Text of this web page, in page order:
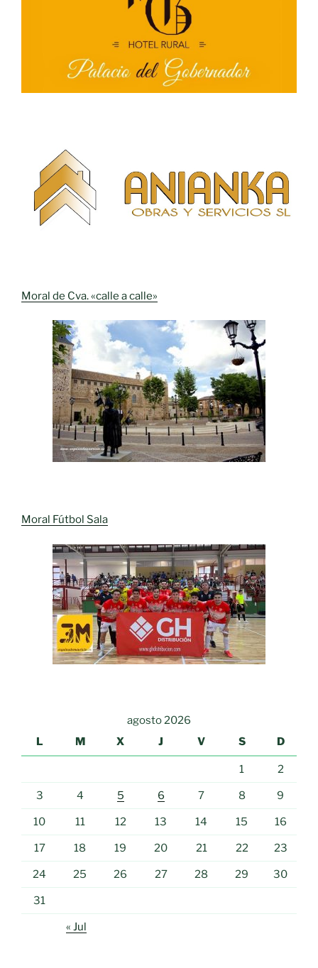
Moral de Cva. «calle a calle»
Moral Fútbol Sala
agosto 2026
L
M X J V S D
1 2
3 4 5 6 7 8 9
10 11 12 13 14 15 16
17 18 19 20 21 22 23
24 25 26 27 28 29 30
31
« Jul